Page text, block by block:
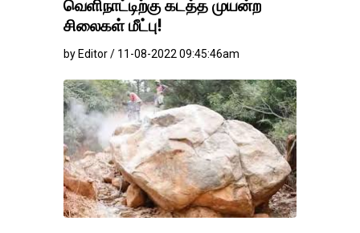
வெளிநாட்டிற்கு கடத்த முயன்ற
சிலைகள் மீட்பு!
by Editor / 11-08-2022 09:45:46am